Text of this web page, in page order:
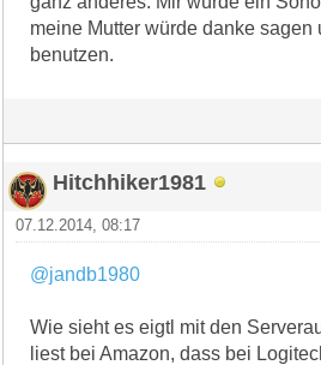
meine Mutter würde danke sagen
benutzen.
Hitchhiker1981
07.12.2014, 08:17
@jandb1980
Wie sieht es eigtl mit den
liest bei Amazon, dass bei